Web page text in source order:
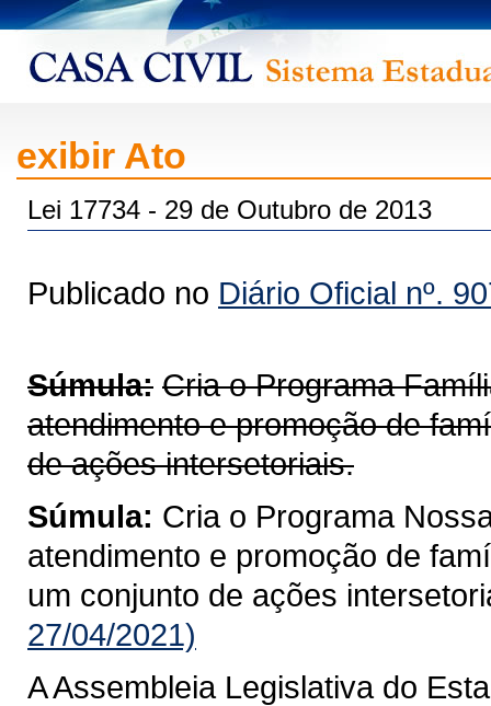
exibir Ato
Lei 17734 - 29 de Outubro de 2013
Publicado no Diário Oficial nº.
Súmula: Cria o Programa
atendimento e promoção de
de ações intersetoriais.
Súmula: Cria o Programa
atendimento e promoção de
um conjunto de ações
27/04/2021)
A Assembleia Legislativa do